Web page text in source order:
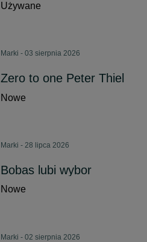
Używane
Marki - 03 sierpnia 2026
Zero to one Peter Thiel
Nowe
Marki - 28 lipca 2026
Bobas lubi wybor
Nowe
Marki - 02 sierpnia 2026